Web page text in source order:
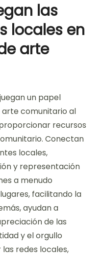
las
locales en
arte
un papel
comunitario al
recursos
Conectan
locales,
y representación
a menudo
facilitando la
ayudan a
de las
y el orgullo
redes locales,